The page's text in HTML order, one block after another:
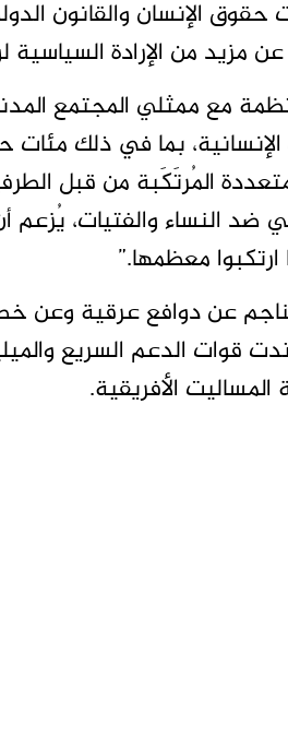
حقوق الإنسان والقانون
عن مزيد من الإرادة
مع ممثلي المجتمع
بما في ذلك مئات
المُرتَكَبة من قبل
النساء والفتيات، يُزعم
معظمها.”
عن دوافع عرقية وعن
قوات الدعم السريع
الأفريقية.